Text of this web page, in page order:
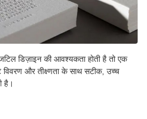
डिज़ाइन की आवश्यकता होती है तो एक
विवरण और तीक्ष्णता के साथ सटीक, उच्च
है।